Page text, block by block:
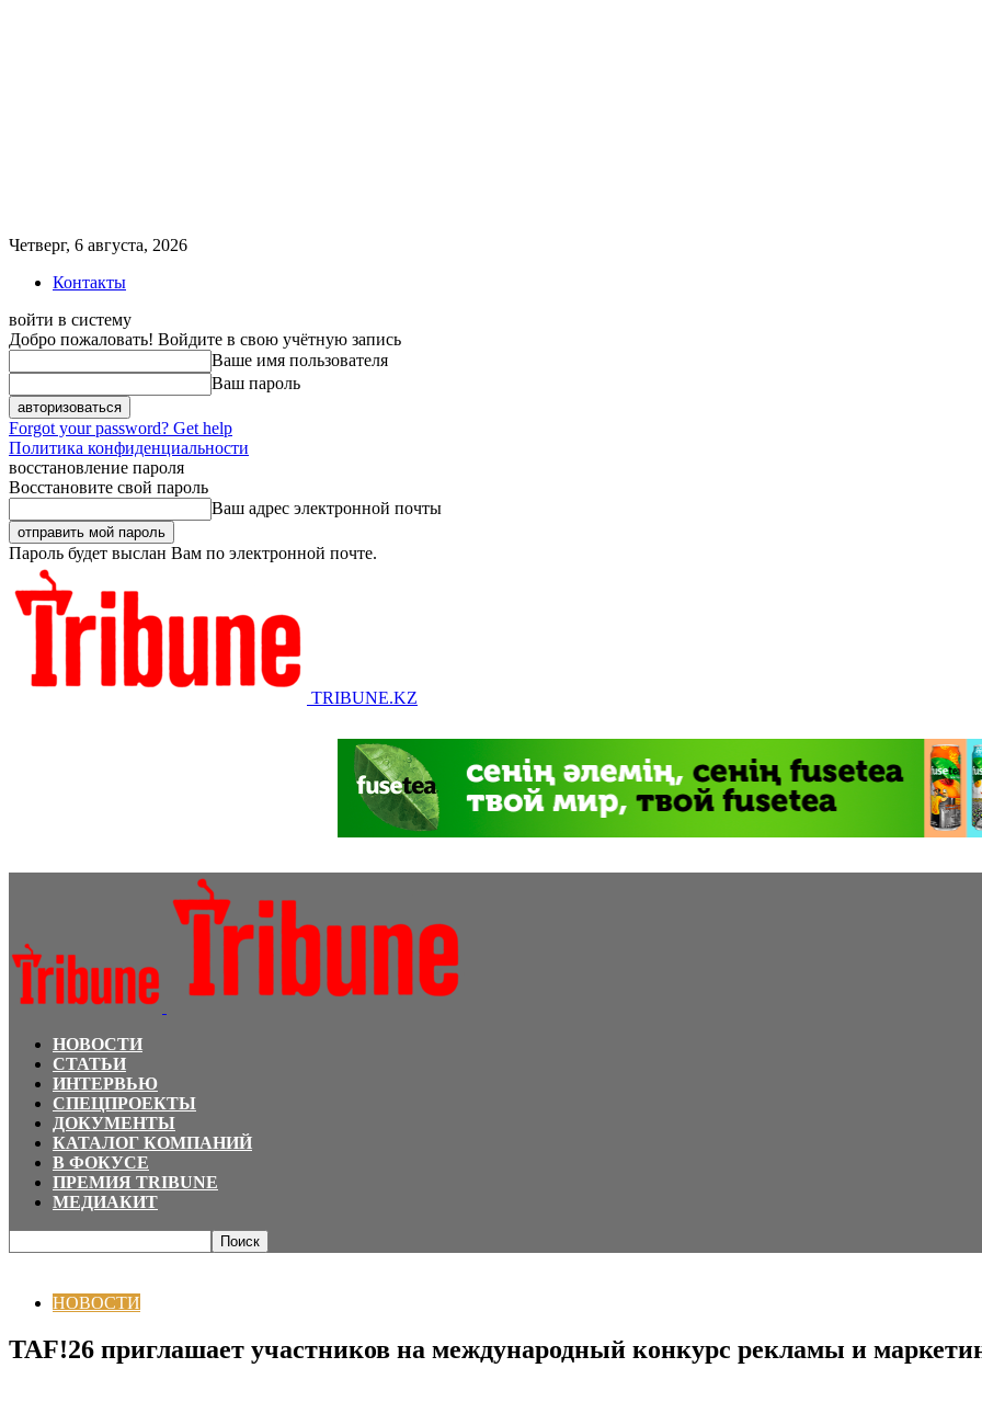
Четверг, 6 августа, 2026
Контакты
войти в систему
Добро пожаловать! Войдите в свою учётную запись
Ваше имя пользователя
Ваш пароль
Forgot your password? Get help
Политика конфиденциальности
восстановление пароля
Восстановите свой пароль
Ваш адрес электронной почты
Пароль будет выслан Вам по электронной почте.
TRIBUNE.KZ
НОВОСТИ
СТАТЬИ
ИНТЕРВЬЮ
СПЕЦПРОЕКТЫ
ДОКУМЕНТЫ
КАТАЛОГ КОМПАНИЙ
В ФОКУСЕ
ПРЕМИЯ TRIBUNE
МЕДИАКИТ
НОВОСТИ
TAF!26 приглашает участников на международный конкурс рекламы и